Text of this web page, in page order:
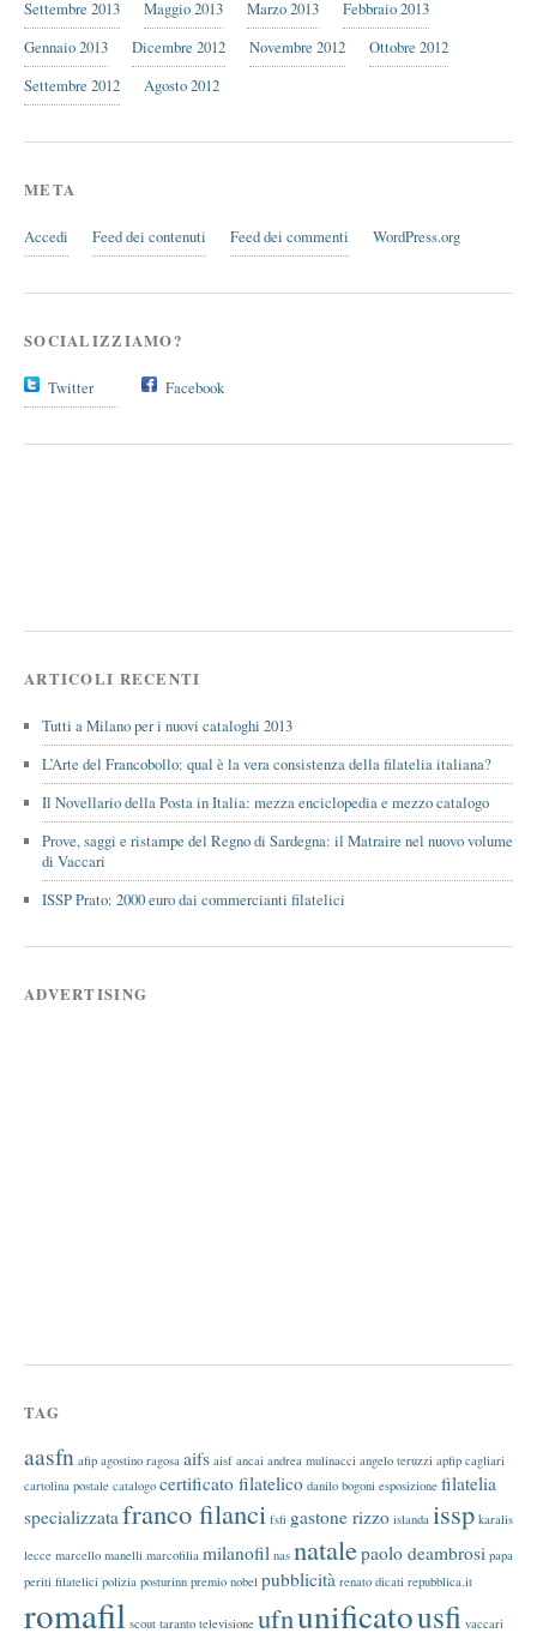
Settembre 2013 Maggio 2013 Marzo 2013
Febbraio 2013
Gennaio 2013
Dicembre 2012 Novembre 2012
Ottobre 2012
Settembre 2012
Agosto 2012
META
Accedi Feed dei contenuti Feed dei commenti WordPress.org
SOCIALIZZIAMO?
Twitter Facebook
ARTICOLI RECENTI
Tutti a Milano per i nuovi cataloghi 2013
L’Arte del Francobollo: qual è la vera consistenza della filatelia italiana?
Il Novellario della Posta in Italia: mezza enciclopedia e mezzo catalogo
Prove, saggi e ristampe del Regno di Sardegna: il Matraire nel nuovo volume
di Vaccari
ISSP Prato: 2000 euro dai commercianti filatelici
ADVERTISING
TAG
aasfn afip agostino ragosa aifs aisf ancai andrea mulinacci angelo teruzzi apfip cagliari
cartolina postale catalogo certificato filatelico danilo bogoni esposizione filatelia
specializzata franco filanci fsfi gastone rizzo islanda issp karalis
lecce marcello manelli marcofilia milanofil nas natalepaolo deambrosi papa
periti filatelici polizia posturinn premio nobel pubblicità renato dicati repubblica.it
romafil scout taranto televisione ufnunificatousfi vaccari